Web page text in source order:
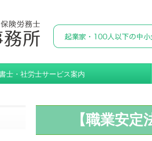
士・社労士サービス案内
【職業安